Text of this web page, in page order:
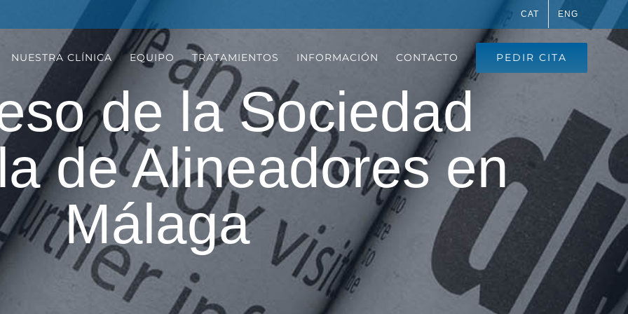
CAT ENG
NUESTRA CLÍNICA EQUIPO TRATAMIENTOS INFORMACIÓN CONTACTO PEDIR CITA
de la Sociedad
de Alineadores en
Málaga